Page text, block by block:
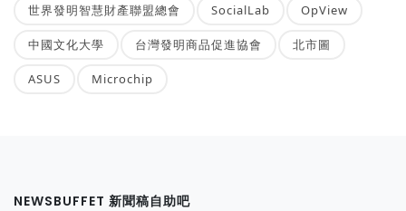
世界發明智慧財產聯盟總會 SocialLab OpView
中國文化大學 台灣發明商品促進協會 北市圖
ASUS Microchip
NEWSBUFFET 新聞稿自助吧